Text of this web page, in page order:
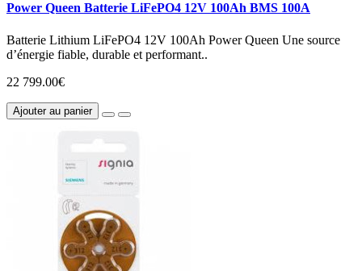
Power Queen Batterie LiFePO4 12V 100Ah BMS 100A
Batterie Lithium LiFePO4 12V 100Ah Power Queen Une source
d’énergie fiable, durable et performant..
22 799.00€
Ajouter au panier